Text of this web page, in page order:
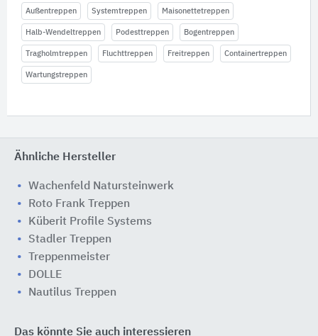
Außentreppen Systemtreppen Maisonettetreppen
Halb-Wendeltreppen Podesttreppen Bogentreppen
Tragholmtreppen Fluchttreppen Freitreppen Containertreppen
Wartungstreppen
Ähnliche Hersteller
Wachenfeld Natursteinwerk
Roto Frank Treppen
Küberit Profile Systems
Stadler Treppen
Treppenmeister
DOLLE
Nautilus Treppen
Das könnte Sie auch interessieren